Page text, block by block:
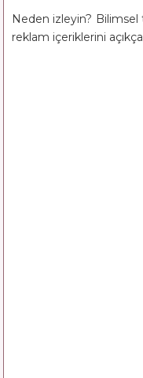
Neden izleyin? Bilimsel
reklam içeriklerini